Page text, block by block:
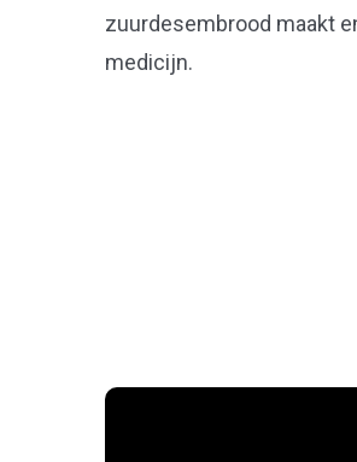
zuurdesembrood maakt
medicijn.